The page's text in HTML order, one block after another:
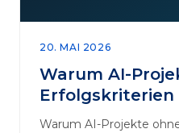
20. MAI 2026
Warum AI-
Warum AI-Projekte